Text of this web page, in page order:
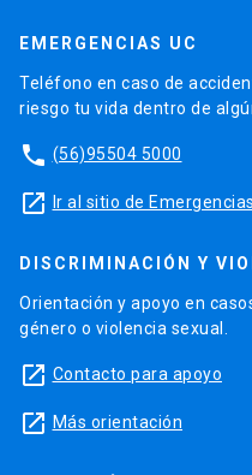
EMERGENCIAS UC
Teléfono en caso de
riesgo tu vida dentro de
phone (56)95504 5000
launch Ir al sitio de Emergencias
DISCRIMINACIÓN Y
Orientación y apoyo en
género o violencia sexual.
launch Contacto para apoyo
launch Más orientación